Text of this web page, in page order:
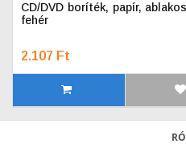
CD/DVD boríték, papír,
fehér
2.107 Ft